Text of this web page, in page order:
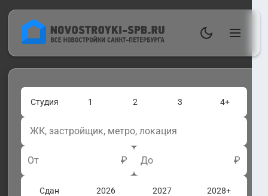
Студия 1 2 3 4+
От ₽ До ₽
Сдан 2026 2027 2028+